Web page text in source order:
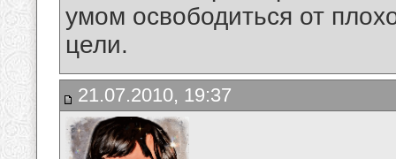
умом освободиться от
цели.
21.07.2010, 19:37